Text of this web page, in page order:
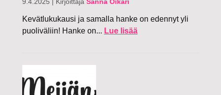
Kevätlukukausi ja samalla hanke on edennyt yli
puoliväliin! Hanke on... Lue lisää